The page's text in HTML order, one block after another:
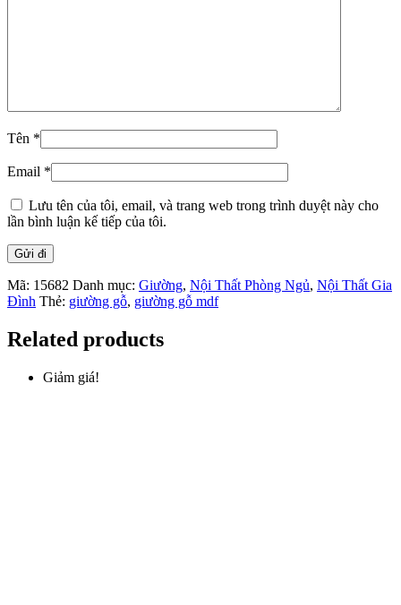
Tên *
Email *
Lưu tên của tôi, email, và trang web trong trình duyệt này cho
lần bình luận kế tiếp của tôi.
Mã: 15682 Danh mục: Giường, Nội Thất Phòng Ngủ, Nội Thất Gia
Đình Thẻ: giường gỗ, giường gỗ mdf
Related products
Giảm giá!